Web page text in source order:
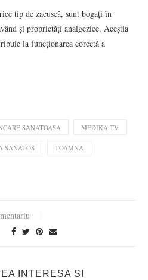
tip de zacuscă, sunt bogați în
și proprietăți analgezice. Aceștia
la funcționarea corectă a
SANATOASA MEDIKA TV
SANATOS TOAMNA
INTERESA SI